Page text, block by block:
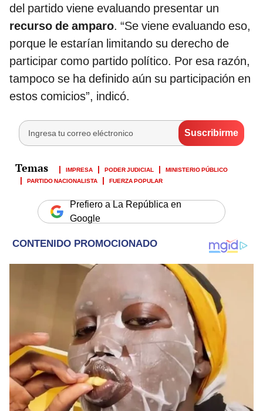
del partido viene evaluando presentar un
recurso de amparo. “Se viene evaluando eso,
porque le estarían limitando su derecho de
participar como partido político. Por esa razón,
tampoco se ha definido aún su participación en
estos comicios”, indicó.
IMPRESA PODER JUDICIAL
MINISTERIO PÚBLICO
PARTIDO NACIONALISTA
FUERZA POPULAR
Prefiero a La República en
Google